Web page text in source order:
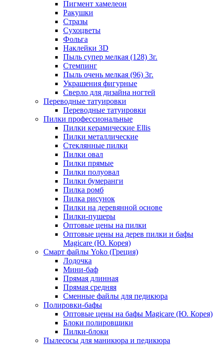
Пигмент хамелеон
Ракушки
Стразы
Сухоцветы
Фольга
Наклейки 3D
Пыль супер мелкая (128) 3г.
Стемпинг
Пыль очень мелкая (96) 3г.
Украшения фигурные
Сверло для дизайна ногтей
Переводные татуировки
Переводные татуировки
Пилки профессиональные
Пилки керамические Ellis
Пилки металлические
Стеклянные пилки
Пилки овал
Пилки прямые
Пилки полуовал
Пилки бумеранги
Пилка ромб
Пилка рисунок
Пилки на деревянной основе
Пилки-пушеры
Оптовые цены на пилки
Оптовые цены на дерев пилки и бафы
Magicare (Ю. Корея)
Смарт файлы Yoko (Греция)
Лодочка
Мини-баф
Прямая длинная
Прямая средняя
Сменные файлы для педикюра
Полировки-бафы
Оптовые цены на бафы Magicare (Ю. Корея)
Блоки полировщики
Пилки-блоки
Пылесосы для маникюра и педикюра